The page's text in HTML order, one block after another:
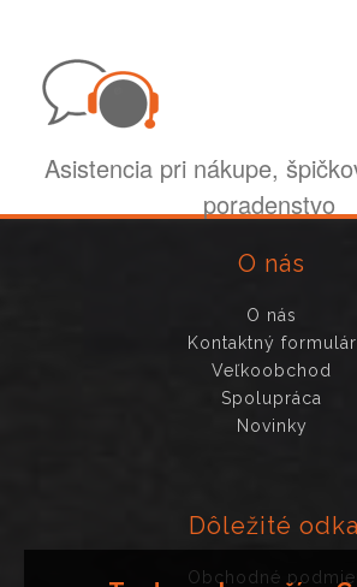
Asistencia pri nákupe,
poradenstvo
O nás
O nás
Kontaktný formulár
Veľkoobchod
Spolupráca
Novinky
Dôležité
Obchodné